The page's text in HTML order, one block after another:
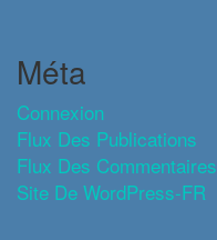
Méta
Connexion
Flux Des Publications
Flux Des Commentaires
Site De WordPress-FR